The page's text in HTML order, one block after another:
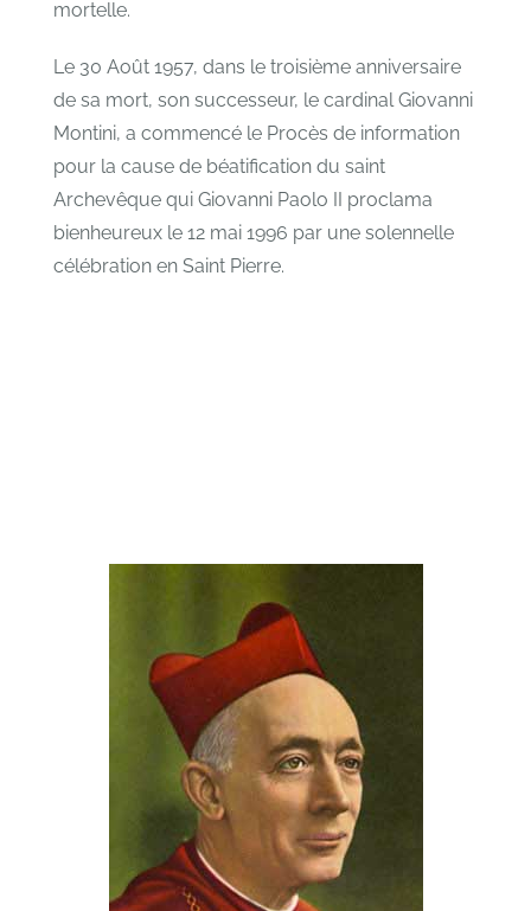
mortelle.
Le 30 Août 1957, dans le troisième anniversaire
de sa mort, son successeur, le cardinal Giovanni
Montini, a commencé le Procès de information
pour la cause de béatification du saint
Archevêque qui Giovanni Paolo II proclama
bienheureux le 12 mai 1996 par une solennelle
célébration en Saint Pierre.